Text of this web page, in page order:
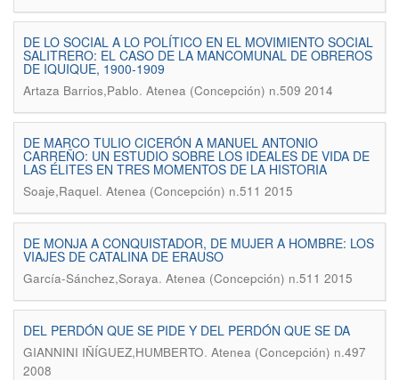
DE LO SOCIAL A LO POLÍTICO EN EL MOVIMIENTO SOCIAL
SALITRERO: EL CASO DE LA MANCOMUNAL DE OBREROS
DE IQUIQUE, 1900-1909
Artaza Barrios,Pablo. Atenea (Concepción) n.509 2014
DE MARCO TULIO CICERÓN A MANUEL ANTONIO
CARREÑO: UN ESTUDIO SOBRE LOS IDEALES DE VIDA DE
LAS ÉLITES EN TRES MOMENTOS DE LA HISTORIA
Soaje,Raquel. Atenea (Concepción) n.511 2015
DE MONJA A CONQUISTADOR, DE MUJER A HOMBRE: LOS
VIAJES DE CATALINA DE ERAUSO
García-Sánchez,Soraya. Atenea (Concepción) n.511 2015
DEL PERDÓN QUE SE PIDE Y DEL PERDÓN QUE SE DA
GIANNINI IÑÍGUEZ,HUMBERTO. Atenea (Concepción) n.497
2008